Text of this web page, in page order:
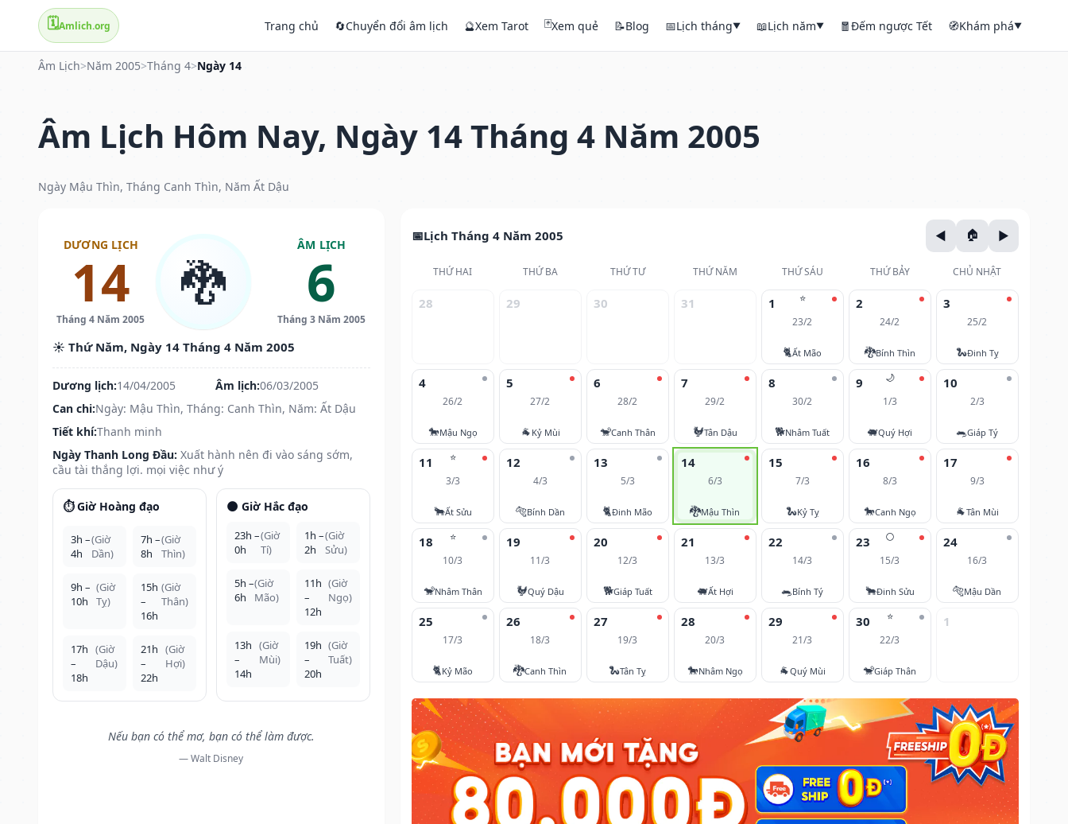
🗓️Amlich.org Trang chủ 🔄Chuyển đổi âm lịch 🔮Xem Tarot 🃏Xem quẻ 📝Blog 📅Lịch tháng▼ 📖Lịch năm▼ 🧧Đếm ngược Tết 🧭Khám phá▼
Âm Lịch>Năm 2005>Tháng 4>Ngày 14
Âm Lịch Hôm Nay, Ngày 14 Tháng 4 Năm 2005
Ngày Mậu Thìn, Tháng Canh Thìn, Năm Ất Dậu
DƯƠNG LỊCH
14
Tháng 4 Năm 2005
🐉
ÂM LỊCH
6
Tháng 3 Năm 2005
☀️ Thứ Năm, Ngày 14 Tháng 4 Năm 2005
Dương lịch:14/04/2005 Âm lịch:06/03/2005
Can chi:Ngày: Mậu Thìn, Tháng: Canh Thìn, Năm: Ất Dậu
Tiết khí:Thanh minh
Ngày Thanh Long Đầu: Xuất hành nên đi vào sáng sớm,
cầu tài thắng lợi. mọi việc như ý
⏱️ Giờ Hoàng đạo
3h –
4h
(Giờ
Dần)
7h –
8h
(Giờ
Thìn)
9h –
10h
(Giờ
Tỵ)
15h
–
16h
(Giờ
Thân)
17h
–
18h
(Giờ
Dậu)
21h
–
22h
(Giờ
Hợi)
🌑 Giờ Hắc đạo
23h –
0h
(Giờ
Tí)
1h –
2h
(Giờ
Sửu)
5h –
6h
(Giờ
Mão)
11h
–
12h
(Giờ
Ngọ)
13h
–
14h
(Giờ
Mùi)
19h
–
20h
(Giờ
Tuất)
Nếu bạn có thể mơ, bạn có thể làm được.
— Walt Disney
Lịch Tháng 4 Năm 2005
THỨ HAI THỨ BA THỨ TƯ THỨ NĂM THỨ SÁU THỨ BẢY CHỦ NHẬT
28 29 30 31 ⭐
1
23/2
🐈Ất Mão
2
24/2
🐉Bính Thìn
3
25/2
🐍Đinh Tỵ
4
26/2
🐎Mậu Ngọ
5
27/2
🐐 Kỷ Mùi
6
28/2
🐒Canh Thân
7
29/2
🐓Tân Dậu
8
30/2
🐕Nhâm Tuất
🌙
9
1/3
🐖Quý Hợi
10
2/3
🐀Giáp Tý
⭐
11
3/3
🐂Ất Sửu
12
4/3
🐅Bính Dần
13
5/3
🐈Đinh Mão
14
6/3
🐉Mậu Thìn
15
7/3
🐍Kỷ Tỵ
16
8/3
🐎Canh Ngọ
17
9/3
🐐Tân Mùi
⭐
18
10/3
🐒Nhâm Thân
19
11/3
🐓Quý Dậu
20
12/3
🐕Giáp Tuất
21
13/3
🐖Ất Hợi
22
14/3
🐀Bính Tý
🌕
23
15/3
🐂Đinh Sửu
24
16/3
🐅Mậu Dần
25
17/3
🐈Kỷ Mão
26
18/3
🐉Canh Thìn
27
19/3
🐍Tân Tỵ
28
20/3
🐎Nhâm Ngọ
29
21/3
🐐Quý Mùi
⭐
30
22/3
🐒Giáp Thân
1